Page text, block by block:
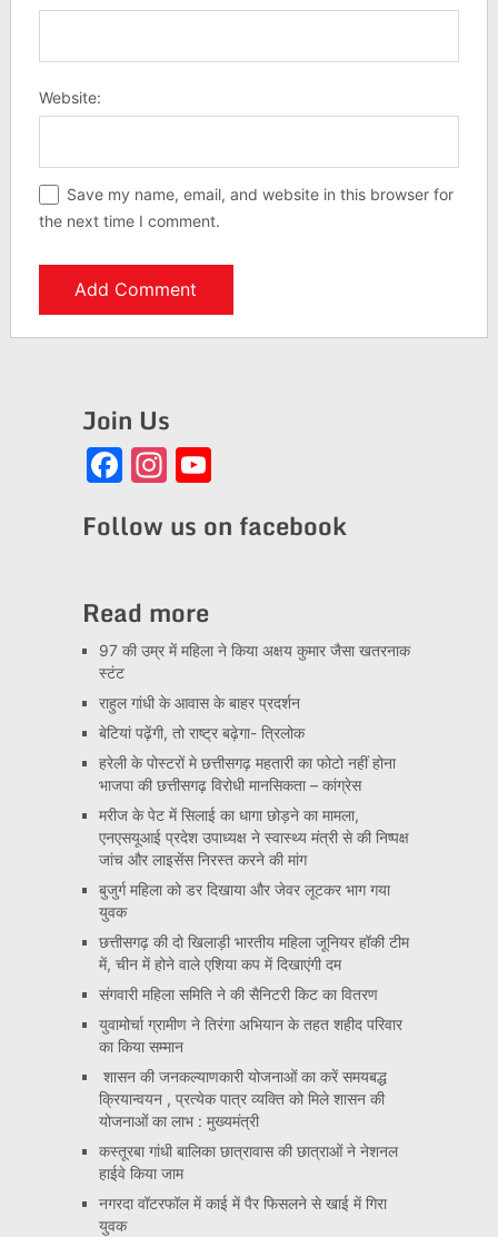
Website:
Save my name, email, and website in this browser for
the next time I comment.
Join Us
Facebook
Instagram
YouTube
Follow us on facebook
Read more
97 की उम्र में महिला ने किया अक्षय कुमार जैसा खतरनाक
स्टंट
राहुल गांधी के आवास के बाहर प्रदर्शन
बेटियां पढ़ेंगी, तो राष्ट्र बढ़ेगा- त्रिलोक
हरेली के पोस्टरों मे छत्तीसगढ़ महतारी का फोटो नहीं होना
भाजपा की छत्तीसगढ़ विरोधी मानसिकता – कांग्रेस
मरीज के पेट में सिलाई का धागा छोड़ने का मामला,
एनएसयूआई प्रदेश उपाध्यक्ष ने स्वास्थ्य मंत्री से की निष्पक्ष
जांच और लाइसेंस निरस्त करने की मांग
बुजुर्ग महिला को डर दिखाया और जेवर लूटकर भाग गया
युवक
छत्तीसगढ़ की दो खिलाड़ी भारतीय महिला जूनियर हॉकी टीम
में, चीन में होने वाले एशिया कप में दिखाएंगी दम
संगवारी महिला समिति ने की सैनिटरी किट का वितरण
युवामोर्चा ग्रामीण ने तिरंगा अभियान के तहत शहीद परिवार
का किया सम्मान
शासन की जनकल्याणकारी योजनाओं का करें समयबद्ध
क्रियान्वयन , प्रत्येक पात्र व्यक्ति को मिले शासन की
योजनाओं का लाभ : मुख्यमंत्री
कस्तूरबा गांधी बालिका छात्रावास की छात्राओं ने नेशनल
हाईवे किया जाम
नगरदा वॉटरफॉल में काई में पैर फिसलने से खाई में गिरा
युवक